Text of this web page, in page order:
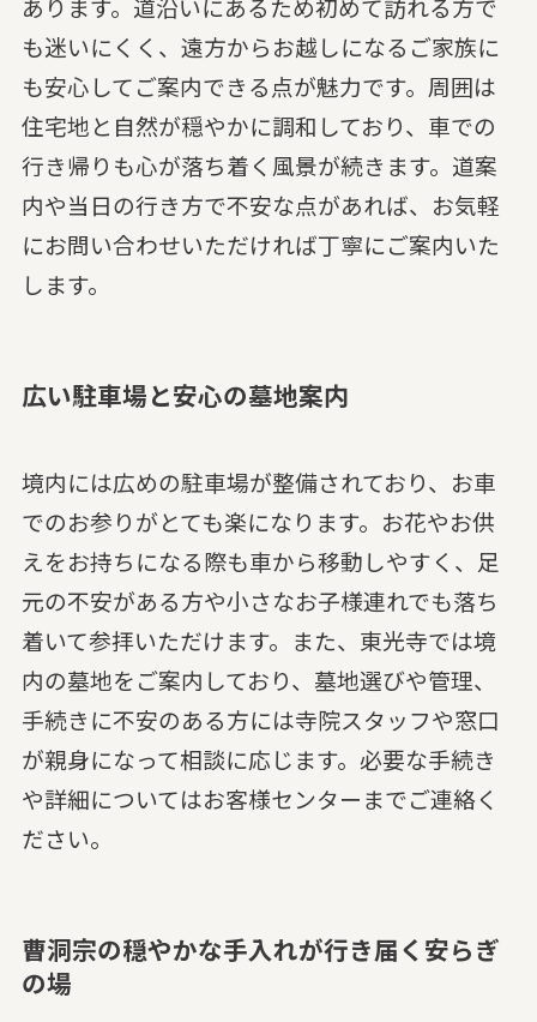
あります。道沿いにあるため初めて訪れる方で
も迷いにくく、遠方からお越しになるご家族に
も安心してご案内できる点が魅力です。周囲は
住宅地と自然が穏やかに調和しており、車での
行き帰りも心が落ち着く風景が続きます。道案
内や当日の行き方で不安な点があれば、お気軽
にお問い合わせいただければ丁寧にご案内いた
します。
広い駐車場と安心の墓地案内
境内には広めの駐車場が整備されており、お車
でのお参りがとても楽になります。お花やお供
えをお持ちになる際も車から移動しやすく、足
元の不安がある方や小さなお子様連れでも落ち
着いて参拝いただけます。また、東光寺では境
内の墓地をご案内しており、墓地選びや管理、
手続きに不安のある方には寺院スタッフや窓口
が親身になって相談に応じます。必要な手続き
や詳細についてはお客様センターまでご連絡く
ださい。
曹洞宗の穏やかな手入れが行き届く安らぎ
の場